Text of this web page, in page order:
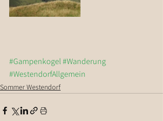
#Gampenkogel#Wanderung
#WestendorfAllgemein
Sommer Westendorf